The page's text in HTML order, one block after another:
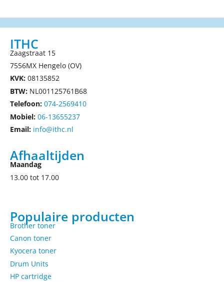
ITHC
Zaagstraat 15
7556MX Hengelo (OV)
KVK: 08135852
BTW: NL001125761B68
Telefoon: 074-2569410
Mobiel: 06-13655237
Email: info@ithc.nl
Afhaaltijden
Maandag
13.00 tot 17.00
Populaire producten
Brother toner
Canon toner
Kyocera toner
Drum Units
HP cartridge